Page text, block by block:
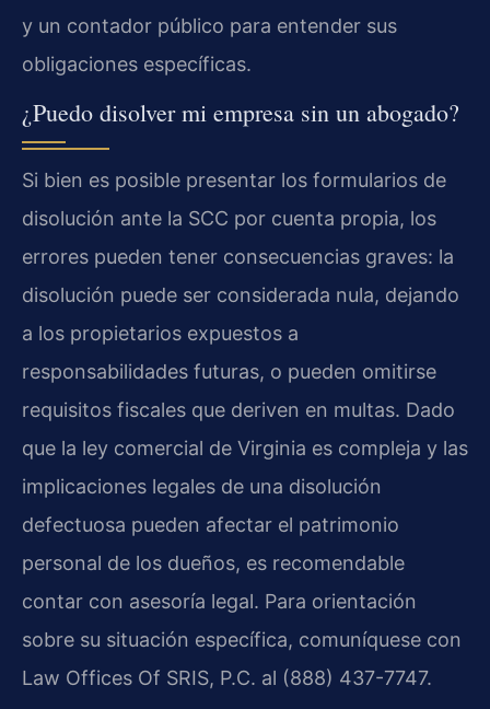
y un contador público para entender sus
obligaciones específicas.
¿Puedo disolver mi empresa sin un abogado?
Si bien es posible presentar los formularios de
disolución ante la SCC por cuenta propia, los
errores pueden tener consecuencias graves: la
disolución puede ser considerada nula, dejando
a los propietarios expuestos a
responsabilidades futuras, o pueden omitirse
requisitos fiscales que deriven en multas. Dado
que la ley comercial de Virginia es compleja y las
implicaciones legales de una disolución
defectuosa pueden afectar el patrimonio
personal de los dueños, es recomendable
contar con asesoría legal. Para orientación
sobre su situación específica, comuníquese con
Law Offices Of SRIS, P.C. al (888) 437-7747.